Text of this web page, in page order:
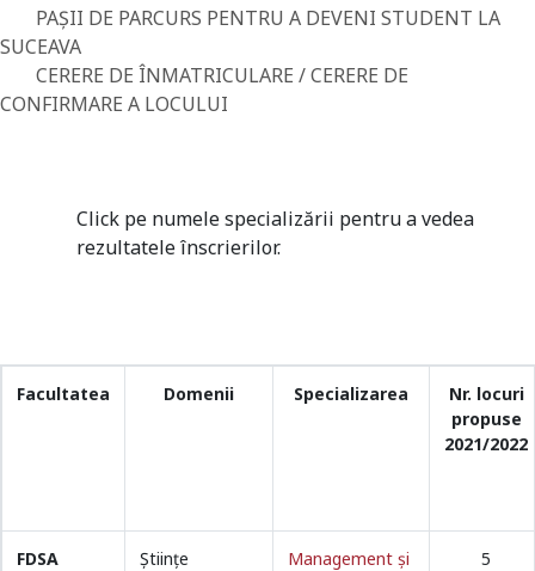
PAȘII DE PARCURS PENTRU A DEVENI STUDENT LA
SUCEAVA
CERERE DE ÎNMATRICULARE / CERERE DE
CONFIRMARE A LOCULUI
Click pe numele specializării pentru a vedea
rezultatele înscrierilor.
Facultatea Domenii Specializarea
Nr. locuri
propuse
2021/2022
FDSA
Științe
Management și
5